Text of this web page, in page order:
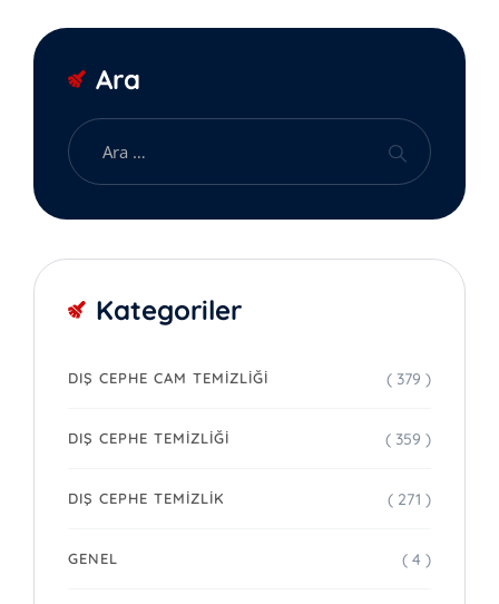
Ara
Kategoriler
DIŞ CEPHE CAM TEMIZLIĞI ( 379 )
DIŞ CEPHE TEMIZLIĞI ( 359 )
DIŞ CEPHE TEMIZLIK ( 271 )
GENEL ( 4 )